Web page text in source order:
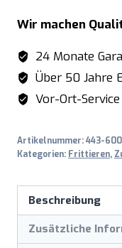
EF
6
Menge
Wir machen
24 Monate
Über 50 Jahre
Vor-Ort-
Artikelnummer:443-
Kategorien: Frittieren,
Beschreibung
Zusätzliche